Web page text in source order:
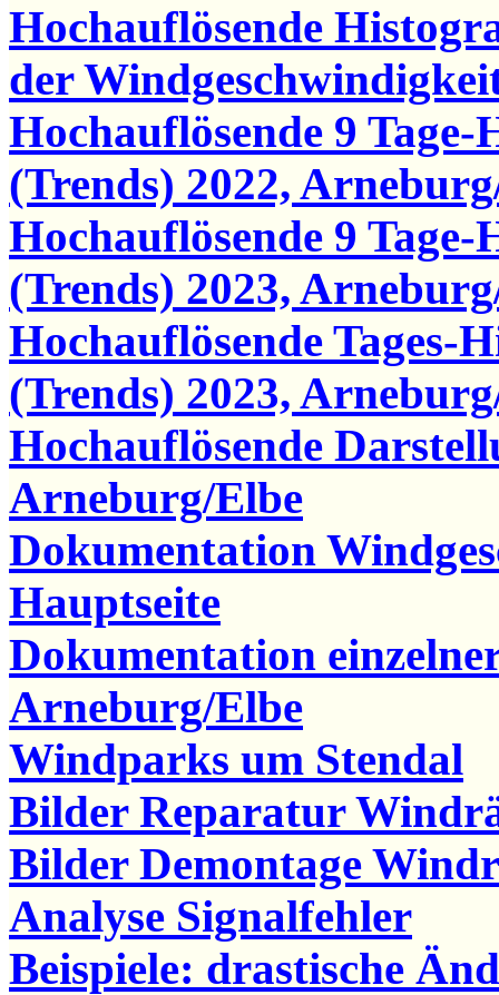
Hochauflösende
der
Hochauflösende 9
(Trends) 2022,
Hochauflösende 9
(Trends) 2023,
Hochauflösende Tages-
(Trends) 2023,
Hochauflösende
Arneburg/Elbe
Dokumentation
Hauptseite
Dokumentation
Arneburg/Elbe
Windparks um Stendal
Bilder Reparatur
Bilder Demontage
Analyse Signalfehler
Beispiele: drastische